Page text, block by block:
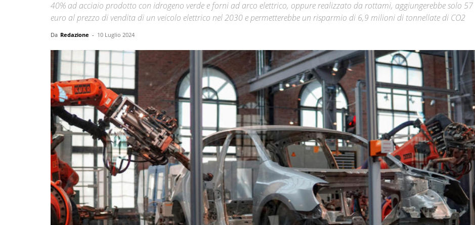
Città
40% ad acciaio prodotto con idrogeno verde e forni ad arco elettrico, oppure realizzato da rottami, aggiungerebbe solo 57
euro al prezzo di vendita di un veicolo elettrico nel 2030 e permetterebbe un risparmio di 6,9 milioni di tonnellate di CO2
Da Redazione - 10 Luglio 2024